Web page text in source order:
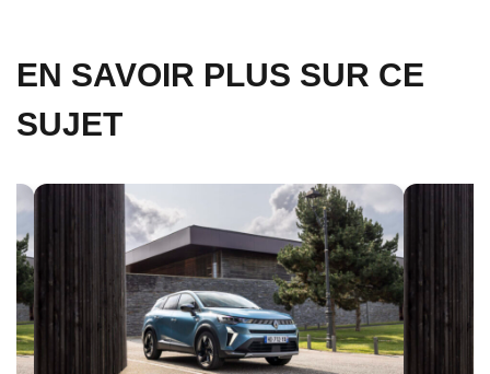
EN SAVOIR PLUS SUR CE
SUJET